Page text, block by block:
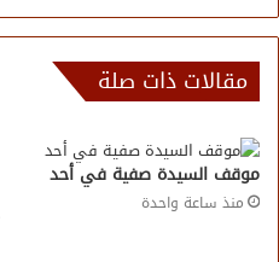
مقالات ذات صلة
موقف السيدة صفية في أحد
منذ ساعة واحدة